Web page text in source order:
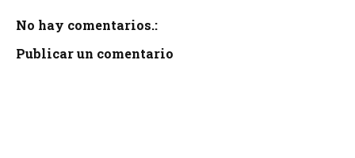
No hay comentarios.:
Publicar un comentario